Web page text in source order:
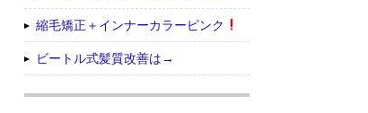
縮毛矯正＋インナーカラーピンク
ビートル式髪質改善は→